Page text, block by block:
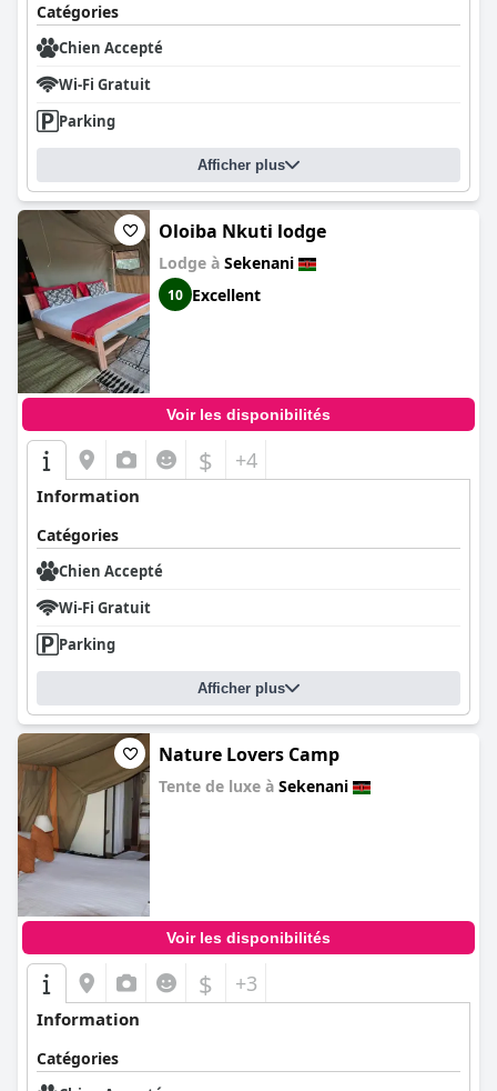
Catégories
Chien Accepté
Wi-Fi Gratuit
Parking
Afficher plus
Oloiba Nkuti lodge
Lodge à Sekenani
10 Excellent
Voir les disponibilités
$ +4
Information
Catégories
Chien Accepté
Wi-Fi Gratuit
Parking
Afficher plus
Nature Lovers Camp
Tente de luxe à Sekenani
Voir les disponibilités
$ +3
Information
Catégories